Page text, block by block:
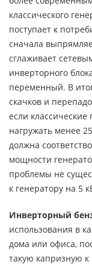
классического
поступает к
сначала
сглаживает
инверторного
переменный. В
скачков и
если
нагружать менее
должна
мощности
проблемы не
к генератору на 5
Инверторный
использования в
дома или офиса,
такую капризную к